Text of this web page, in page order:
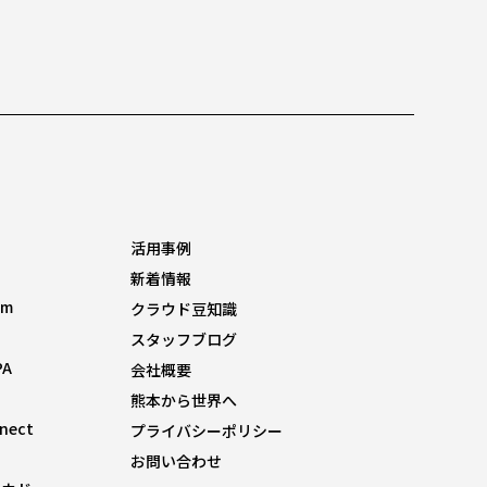
活用事例
新着情報
クラウド豆知識
スタッフブログ
会社概要
熊本から世界へ
プライバシーポリシー
お問い合わせ